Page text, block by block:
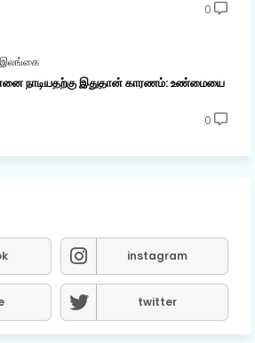
0
இலங்கை
நாடியதற்கு இதுதான் காரணம்: உண்மையை
0
instagram
twitter